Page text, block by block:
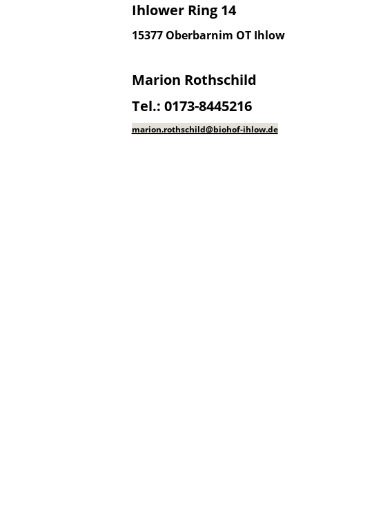
Ihlower Ring 14
15377 Oberbarnim OT Ihlow
Marion Rothschild
Tel.: 0173-8445216
marion.rothschild@biohof-ihlow.de